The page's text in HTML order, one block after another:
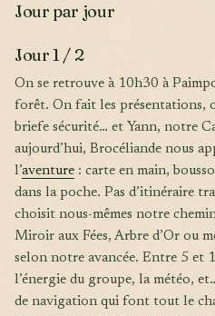
Jour par jour
Jour 1 / 2
On se retrouve à 10h30 à Paimpont, juste à l’entrée de la
forêt. On fait les présentations,
briefe sécurité… et Yann, notre
aujourd’hui, Brocéliande nous
l’aventure : carte en main,
dans la poche. Pas d’itinéraire
choisit nous-mêmes notre
Miroir aux Fées, Arbre d’Or ou
selon notre avancée. Entre 5 et
l’énergie du groupe, la météo,
de navigation qui font tout le